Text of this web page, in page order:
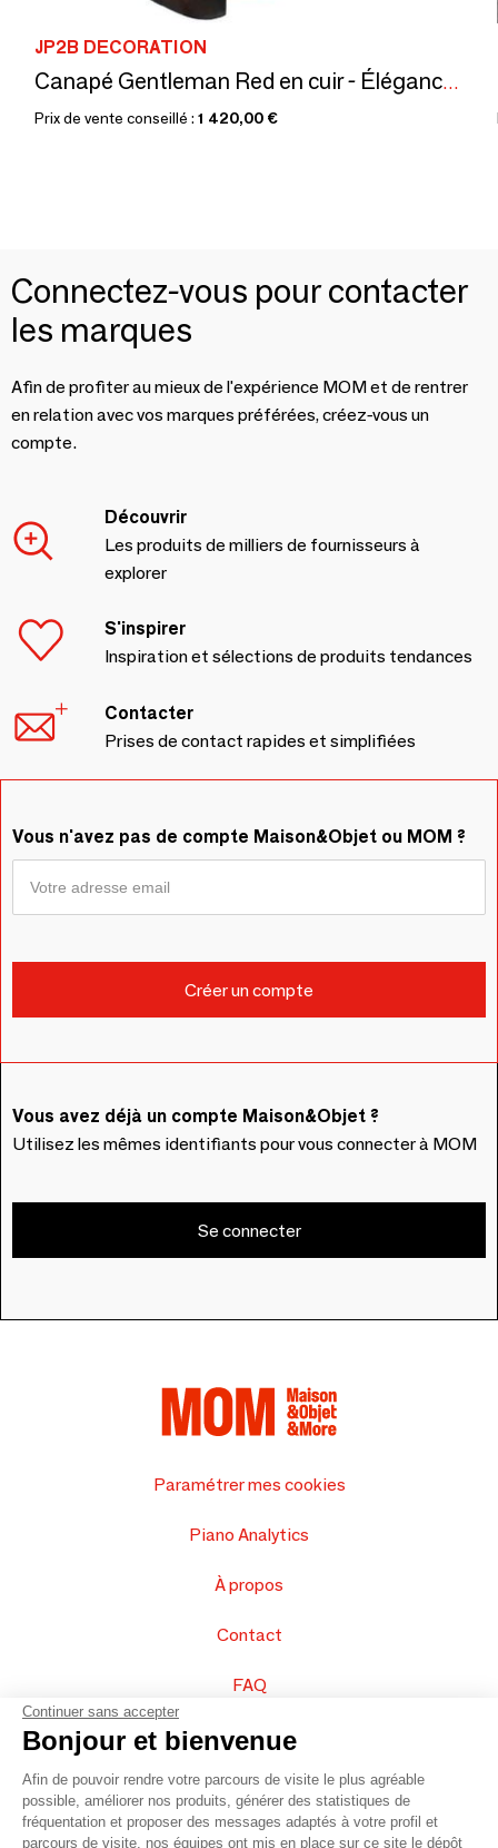
JP2B DECORATION
Canapé Gentleman Red en cuir - Élégance et confort vintage
Prix de vente conseillé : 1 420,00 €
Connectez-vous pour contacter
les marques
Afin de profiter au mieux de l'expérience MOM et de rentrer
en relation avec vos marques préférées, créez-vous un
compte.
Découvrir
Les produits de milliers de fournisseurs à
explorer
S'inspirer
Inspiration et sélections de produits tendances
Contacter
Prises de contact rapides et simplifiées
Vous n'avez pas de compte Maison&Objet ou MOM ?
Vous avez déjà un compte Maison&Objet ?
Utilisez les mêmes identifiants pour vous connecter à MOM
Se connecter
Paramétrer mes cookies
Piano Analytics
À propos
Contact
FAQ
Vendez vos produits
Plan du site
Continuer sans accepter
Bonjour et bienvenue
Afin de pouvoir rendre votre parcours de visite le plus agréable
possible, améliorer nos produits, générer des statistiques de
fréquentation et proposer des messages adaptés à votre profil et
parcours de visite, nos équipes ont mis en place sur ce site le dépôt